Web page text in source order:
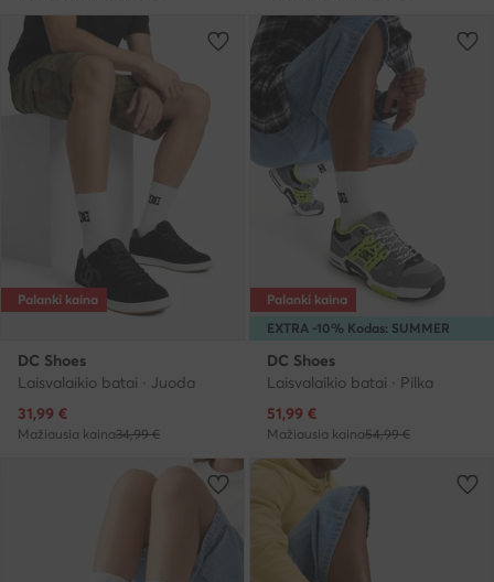
Palanki kaina
DC Shoes
Laisvalaikio batai · Juoda
Dabartinė kaina
31,99 €
Mažiausia kaina34,99 €
EXTRA -10% Kodas: SUMMER
Palanki kaina
DC Shoes
Laisvalaikio batai · Pilka
Dabartinė kaina
51,99 €
Mažiausia kaina54,99 €